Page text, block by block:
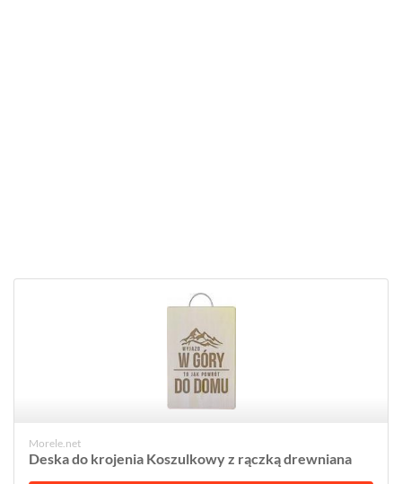
Morele.net
Deska do krojenia Koszulkowy z rączką drewniana